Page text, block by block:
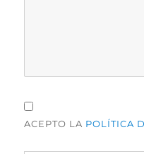
ACEPTO LA POLÍTICA